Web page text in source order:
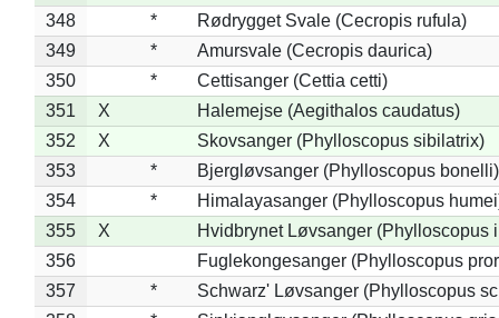
348
*
Rødrygget Svale (Cecropis rufula)
349
*
Amursvale (Cecropis daurica)
350
*
Cettisanger (Cettia cetti)
351
X
Halemejse (Aegithalos caudatus)
352
X
Skovsanger (Phylloscopus sibilatrix)
353
*
Bjergløvsanger (Phylloscopus bonelli)
354
*
Himalayasanger (Phylloscopus
355
X
Hvidbrynet Løvsanger (Phylloscopus
356
Fuglekongesanger (Phylloscopus
357
*
Schwarz' Løvsanger (Phylloscopus